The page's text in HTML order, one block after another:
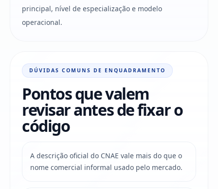
principal, nível de especialização e modelo
operacional.
DÚVIDAS COMUNS DE ENQUADRAMENTO
Pontos que valem
revisar antes de fixar o
código
A descrição oficial do CNAE vale mais do que o
nome comercial informal usado pelo mercado.